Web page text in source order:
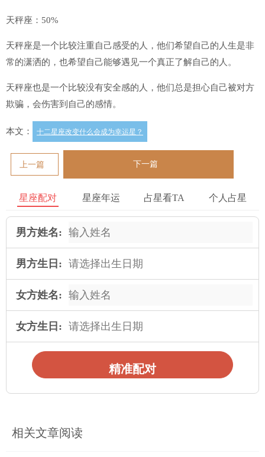
天秤座：50%
天秤座是一个比较注重自己感受的人，他们希望自己的人生是非
常的潇洒的，也希望自己能够遇见一个真正了解自己的人。
天秤座也是一个比较没有安全感的人，他们总是担心自己被对方
欺骗，会伤害到自己的感情。
本文： 十二星座改变什么会成为幸运星？
上一篇 下一篇
星座配对 星座年运 占星看TA 个人占星
男方姓名:
男方生日:
女方姓名:
女方生日:
精准配对
相关文章阅读